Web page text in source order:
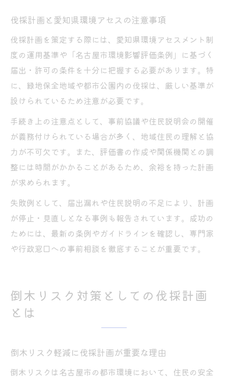
伐採計画と愛知県環境アセスの注意事項
伐採計画を策定する際には、愛知県環境アセスメント制
度の運用基準や「名古屋市環境影響評価条例」に基づく
届出・許可の条件を十分に把握する必要があります。特
に、緑地保全地域や都市公園内の伐採は、厳しい基準が
設けられているため注意が必要です。
手続き上の注意点として、事前協議や住民説明会の開催
が義務付けられている場合が多く、地域住民の理解と協
力が不可欠です。また、評価書の作成や関係機関との調
整には時間がかかることがあるため、余裕を持った計画
が求められます。
失敗例として、届出漏れや住民説明の不足により、計画
が停止・見直しとなる事例も報告されています。成功の
ためには、最新の条例やガイドラインを確認し、専門家
や行政窓口への事前相談を徹底することが重要です。
倒木リスク対策としての伐採計画
とは
倒木リスク軽減に伐採計画が重要な理由
倒木リスクは名古屋市の都市環境において、住民の安全